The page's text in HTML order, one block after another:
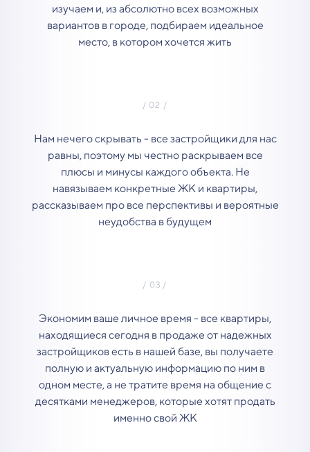
изучаем и, из абсолютно всех возможных
вариантов в городе, подбираем идеальное
место, в котором хочется жить
Нам нечего скрывать - все застройщики для нас
равны, поэтому мы честно раскрываем все
плюсы и минусы каждого объекта. Не
навязываем конкретные ЖК и квартиры,
рассказываем про все перспективы и вероятные
неудобства в будущем
Экономим ваше личное время - все квартиры,
находящиеся сегодня в продаже от надежных
застройщиков есть в нашей базе, вы получаете
полную и актуальную информацию по ним в
одном месте, а не тратите время на общение с
десятками менеджеров, которые хотят продать
именно свой ЖК